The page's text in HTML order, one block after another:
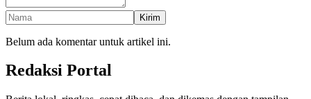
Kirim
Belum ada komentar untuk artikel ini.
Redaksi Portal